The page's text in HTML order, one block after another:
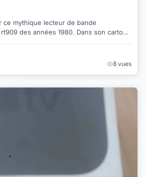
ce mythique lecteur de bande
des années 1980. Dans son carton
8 vues